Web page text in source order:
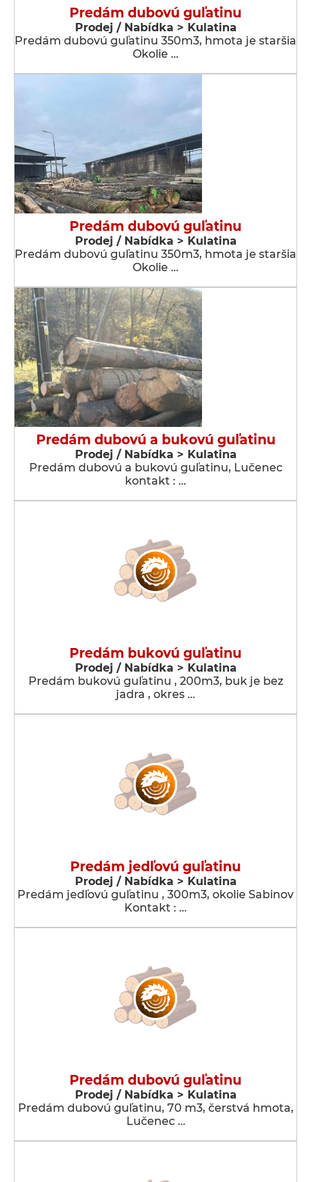
Predám dubovú guľatinu
Prodej / Nabídka > Kulatina
Predám dubovú guľatinu 350m3, hmota je staršia
Okolie …
Predám dubovú guľatinu
Prodej / Nabídka > Kulatina
Predám dubovú guľatinu 350m3, hmota je staršia
Okolie …
Predám dubovú a bukovú guľatinu
Prodej / Nabídka > Kulatina
Predám dubovú a bukovú guľatinu, Lučenec
kontakt : …
Predám bukovú guľatinu
Prodej / Nabídka > Kulatina
Predám bukovú guľatinu , 200m3, buk je bez
jadra , okres …
Predám jedľovú guľatinu
Prodej / Nabídka > Kulatina
Predám jedľovú guľatinu , 300m3, okolie Sabinov
Kontakt : …
Predám dubovú guľatinu
Prodej / Nabídka > Kulatina
Predám dubovú guľatinu, 70 m3, čerstvá hmota,
Lučenec …